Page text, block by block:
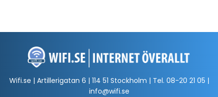
Wifi.se | Artillerigatan 6 | 114 51 Stockholm | Tel. 08-20 21 05 |
info@wifi.se